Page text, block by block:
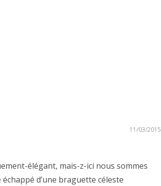
11/03/2015
élégant, mais-z-ici nous sommes
d’une braguette céleste